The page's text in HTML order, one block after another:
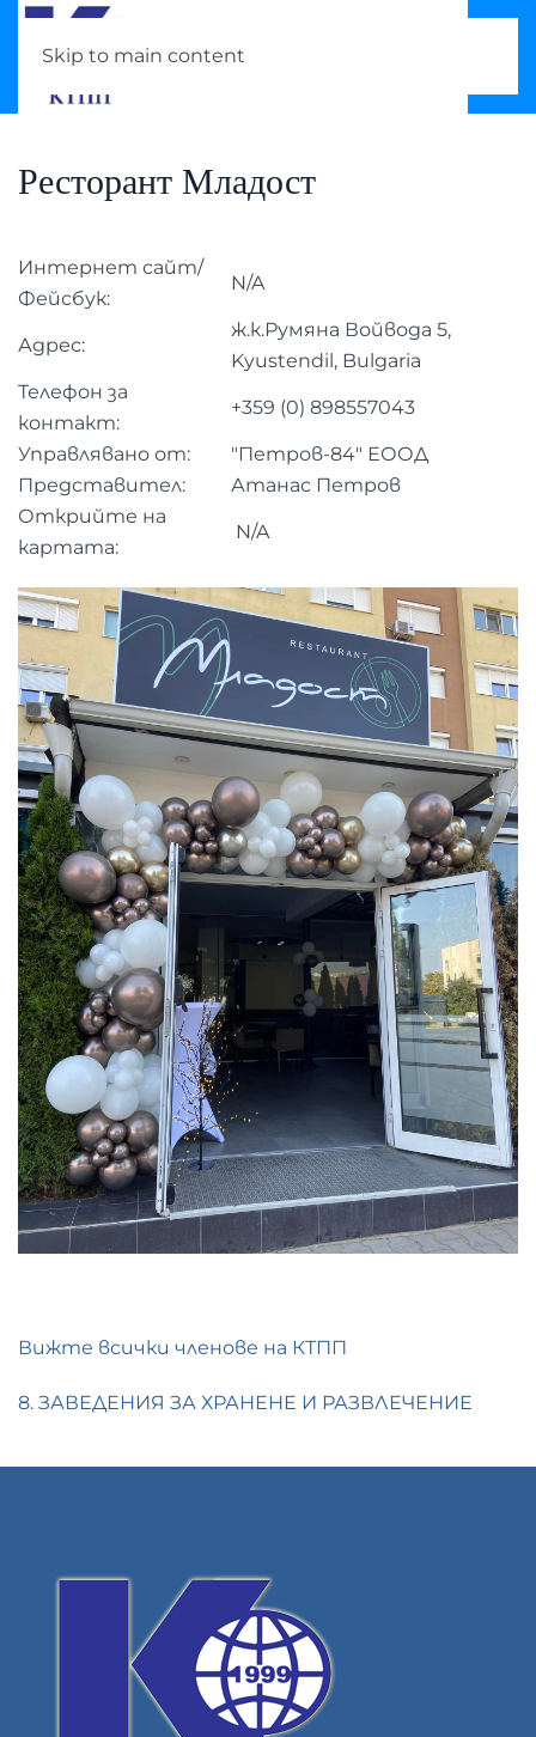
Skip to main content
Ресторант Младост
Интернет сайт/
Фейсбук:
N/A
Адрес:
ж.к.Румяна Войвода 5,
Kyustendil, Bulgaria
Телефон за
контакт:
+359 (0) 898557043
Управлявано от:
"Петров-84" ЕООД
Представител:
Атанас Петров
Открийте на
картата:
N/A
Вижте всички членове на КТПП
8. ЗАВЕДЕНИЯ ЗА ХРАНЕНЕ И РАЗВЛЕЧЕНИЕ